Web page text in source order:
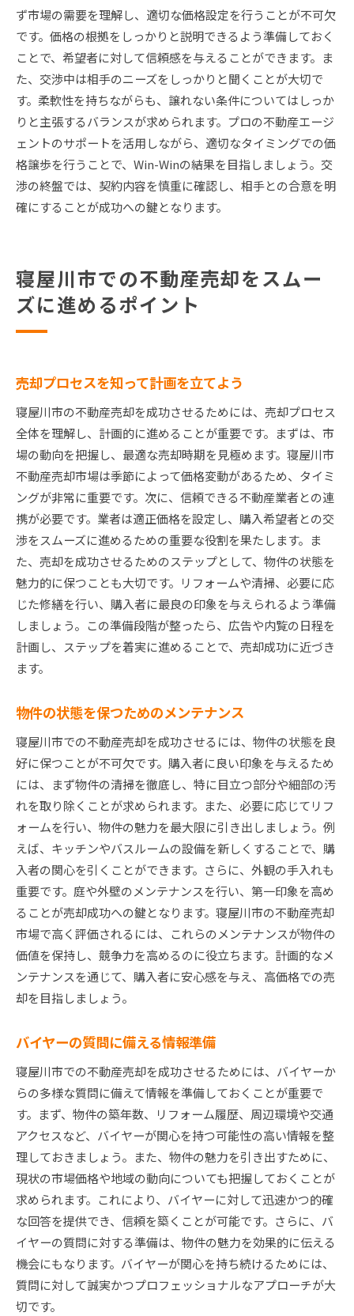
ず市場の需要を理解し、適切な価格設定を行うことが不可欠
です。価格の根拠をしっかりと説明できるよう準備しておく
ことで、希望者に対して信頼感を与えることができます。ま
た、交渉中は相手のニーズをしっかりと聞くことが大切で
す。柔軟性を持ちながらも、譲れない条件についてはしっか
りと主張するバランスが求められます。プロの不動産エージ
ェントのサポートを活用しながら、適切なタイミングでの価
格譲歩を行うことで、Win-Winの結果を目指しましょう。交
渉の終盤では、契約内容を慎重に確認し、相手との合意を明
確にすることが成功への鍵となります。
寝屋川市での不動産売却をスムー
ズに進めるポイント
売却プロセスを知って計画を立てよう
寝屋川市の不動産売却を成功させるためには、売却プロセス
全体を理解し、計画的に進めることが重要です。まずは、市
場の動向を把握し、最適な売却時期を見極めます。寝屋川市
不動産売却市場は季節によって価格変動があるため、タイミ
ングが非常に重要です。次に、信頼できる不動産業者との連
携が必要です。業者は適正価格を設定し、購入希望者との交
渉をスムーズに進めるための重要な役割を果たします。ま
た、売却を成功させるためのステップとして、物件の状態を
魅力的に保つことも大切です。リフォームや清掃、必要に応
じた修繕を行い、購入者に最良の印象を与えられるよう準備
しましょう。この準備段階が整ったら、広告や内覧の日程を
計画し、ステップを着実に進めることで、売却成功に近づき
ます。
物件の状態を保つためのメンテナンス
寝屋川市での不動産売却を成功させるには、物件の状態を良
好に保つことが不可欠です。購入者に良い印象を与えるため
には、まず物件の清掃を徹底し、特に目立つ部分や細部の汚
れを取り除くことが求められます。また、必要に応じてリフ
ォームを行い、物件の魅力を最大限に引き出しましょう。例
えば、キッチンやバスルームの設備を新しくすることで、購
入者の関心を引くことができます。さらに、外観の手入れも
重要です。庭や外壁のメンテナンスを行い、第一印象を高め
ることが売却成功への鍵となります。寝屋川市の不動産売却
市場で高く評価されるには、これらのメンテナンスが物件の
価値を保持し、競争力を高めるのに役立ちます。計画的なメ
ンテナンスを通じて、購入者に安心感を与え、高価格での売
却を目指しましょう。
バイヤーの質問に備える情報準備
寝屋川市での不動産売却を成功させるためには、バイヤーか
らの多様な質問に備えて情報を準備しておくことが重要で
す。まず、物件の築年数、リフォーム履歴、周辺環境や交通
アクセスなど、バイヤーが関心を持つ可能性の高い情報を整
理しておきましょう。また、物件の魅力を引き出すために、
現状の市場価格や地域の動向についても把握しておくことが
求められます。これにより、バイヤーに対して迅速かつ的確
な回答を提供でき、信頼を築くことが可能です。さらに、バ
イヤーの質問に対する準備は、物件の魅力を効果的に伝える
機会にもなります。バイヤーが関心を持ち続けるためには、
質問に対して誠実かつプロフェッショナルなアプローチが大
切です。